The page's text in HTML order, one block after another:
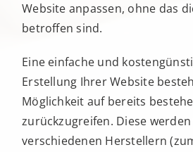
Website anpassen, ohne das
betroffen sind.
Eine einfache und
Erstellung Ihrer Website
Möglichkeit auf bereits
zurückzugreifen. Diese
verschiedenen Herstellern